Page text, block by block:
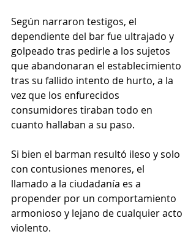
Según narraron testigos, el
dependiente del bar fue ultrajado y
golpeado tras pedirle a los sujetos
que abandonaran el establecimiento
tras su fallido intento de hurto, a la
vez que los enfurecidos
consumidores tiraban todo en
cuanto hallaban a su paso.
Si bien el barman resultó ileso y solo
con contusiones menores, el
llamado a la ciudadanía es a
propender por un comportamiento
armonioso y lejano de cualquier acto
violento.